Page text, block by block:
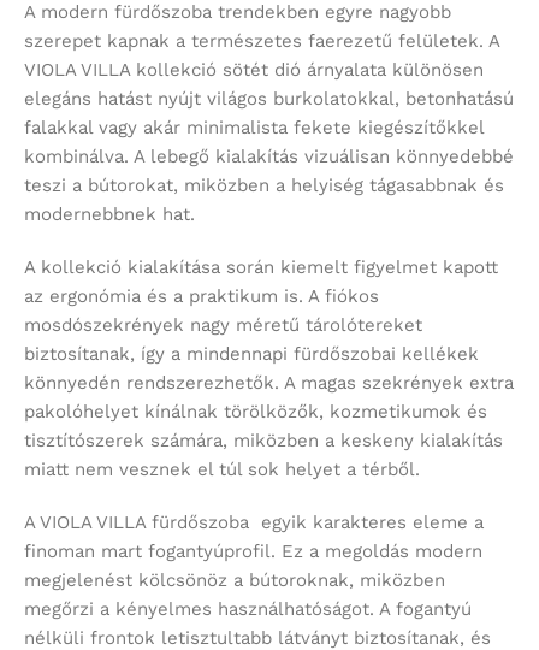
A modern fürdőszoba trendekben egyre nagyobb
szerepet kapnak a természetes faerezetű felületek. A
VIOLA VILLA kollekció sötét dió árnyalata különösen
elegáns hatást nyújt világos burkolatokkal, betonhatású
falakkal vagy akár minimalista fekete kiegészítőkkel
kombinálva. A lebegő kialakítás vizuálisan könnyedebbé
teszi a bútorokat, miközben a helyiség tágasabbnak és
modernebbnek hat.
A kollekció kialakítása során kiemelt figyelmet kapott
az ergonómia és a praktikum is. A fiókos
mosdószekrények nagy méretű tárolótereket
biztosítanak, így a mindennapi fürdőszobai kellékek
könnyedén rendszerezhetők. A magas szekrények extra
pakolóhelyet kínálnak törölközők, kozmetikumok és
tisztítószerek számára, miközben a keskeny kialakítás
miatt nem vesznek el túl sok helyet a térből.
A VIOLA VILLA fürdőszoba egyik karakteres eleme a
finoman mart fogantyúprofil. Ez a megoldás modern
megjelenést kölcsönöz a bútoroknak, miközben
megőrzi a kényelmes használhatóságot. A fogantyú
nélküli frontok letisztultabb látványt biztosítanak, és